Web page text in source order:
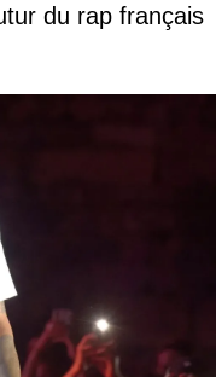
du rap français